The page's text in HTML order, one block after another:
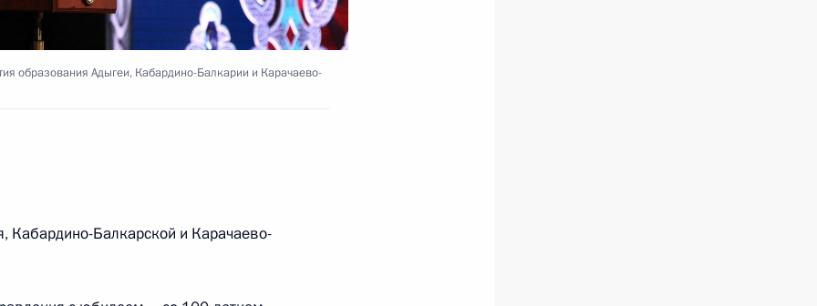
100-летия образования
Черкесии
образования Адыгеи, Кабардино-Балкарии и Карачаево-
Балкарской и Карачаево-